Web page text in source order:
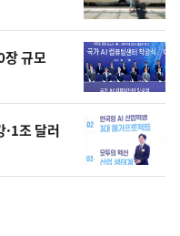
규모
조 달러